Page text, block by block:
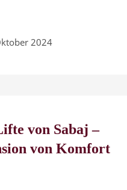
2024
von Sabaj –
von Komfort